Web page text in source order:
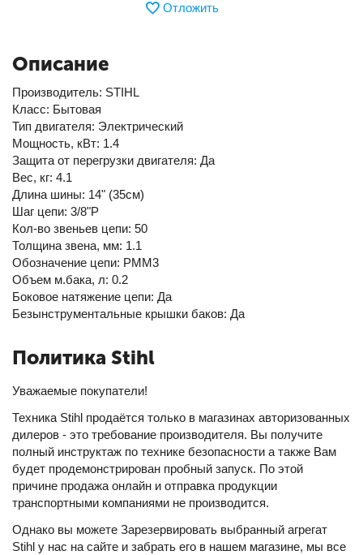
Отложить
Описание
Производитель: STIHL
Класс: Бытовая
Тип двигателя: Электрический
Мощность, кВт: 1.4
Защита от перегрузки двигателя: Да
Вес, кг: 4.1
Длина шины: 14" (35см)
Шаг цепи: 3/8"P
Кол-во звеньев цепи: 50
Толщина звена, мм: 1.1
Обозначение цепи: PMM3
Объем м.бака, л: 0.2
Боковое натяжение цепи: Да
Безынструментальные крышки баков: Да
Политика Stihl
Уважаемые покупатели!
Техника Stihl продаётся только в магазинах авторизованных
дилеров - это требование производителя. Вы получите
полный инструктаж по технике безопасности а также Вам
будет продемонстрирован пробный запуск. По этой
причине продажа онлайн и отправка продукции
транспортными компаниями не производится.
Однако вы можете Зарезервировать выбранный агрегат
Stihl у нас на сайте и забрать его в нашем магазине, мы все